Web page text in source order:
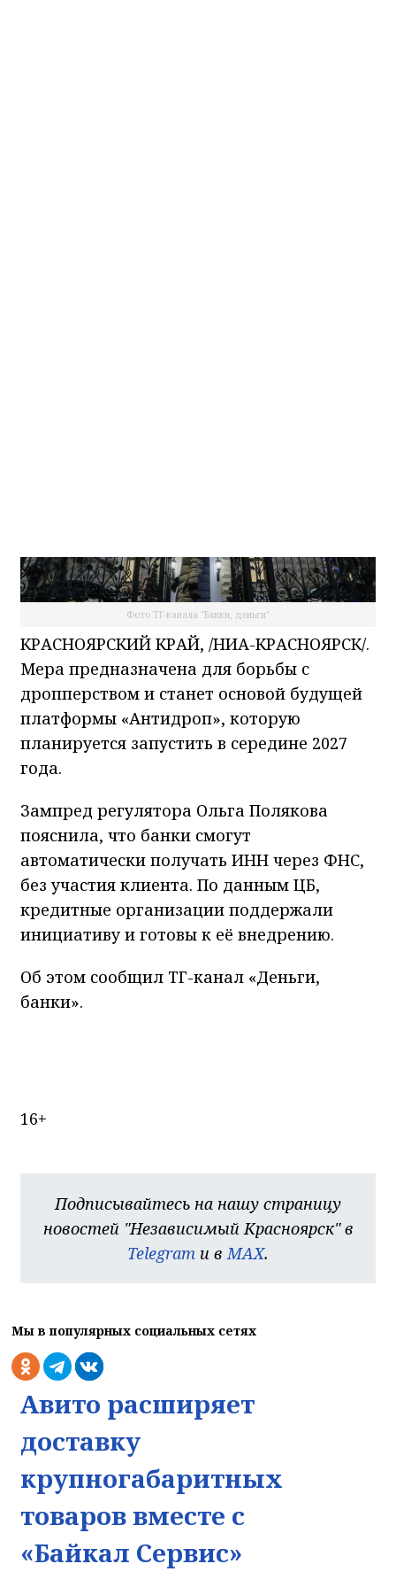
Фото ТГ-канала "Банки, деньги"
КРАСНОЯРСКИЙ КРАЙ, /НИА-КРАСНОЯРСК/.
Мера предназначена для борьбы с
дропперством и станет основой будущей
платформы «Антидроп», которую
планируется запустить в середине 2027
года.
Зампред регулятора Ольга Полякова
пояснила, что банки смогут
автоматически получать ИНН через ФНС,
без участия клиента. По данным ЦБ,
кредитные организации поддержали
инициативу и готовы к её внедрению.
Об этом сообщил ТГ-канал «Деньги,
банки».
16+
Подписывайтесь на нашу страницу
новостей "Независимый Красноярск" в
Telegram и в MAX.
Мы в популярных социальных сетях
Авито расширяет
доставку
крупногабаритных
товаров вместе с
«Байкал Сервис»
На сайте используется веб-
Для обеспечения оптимальной работы, анализа
веб-сайте могут использоваться системы веб-аналитики
том числе Яндекс.Метрика), которые могут размещать на
вашем устройстве cookie-файлы. Продолжая
веб-сайта, вы соглашаетесь с применением указанных
технологий и размещением cookie-файлов. Вы можете